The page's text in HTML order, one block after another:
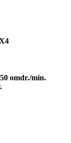
omdr./min.